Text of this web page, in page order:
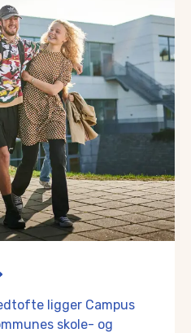
ligger Campus
skole- og
med
ungdomsliv og
til uddannelsestilbud
- og med skolebus lige til
glamsbjerg.assens.dk/
og Børnehave
https://koeng.dk/
mulighederne.dk/